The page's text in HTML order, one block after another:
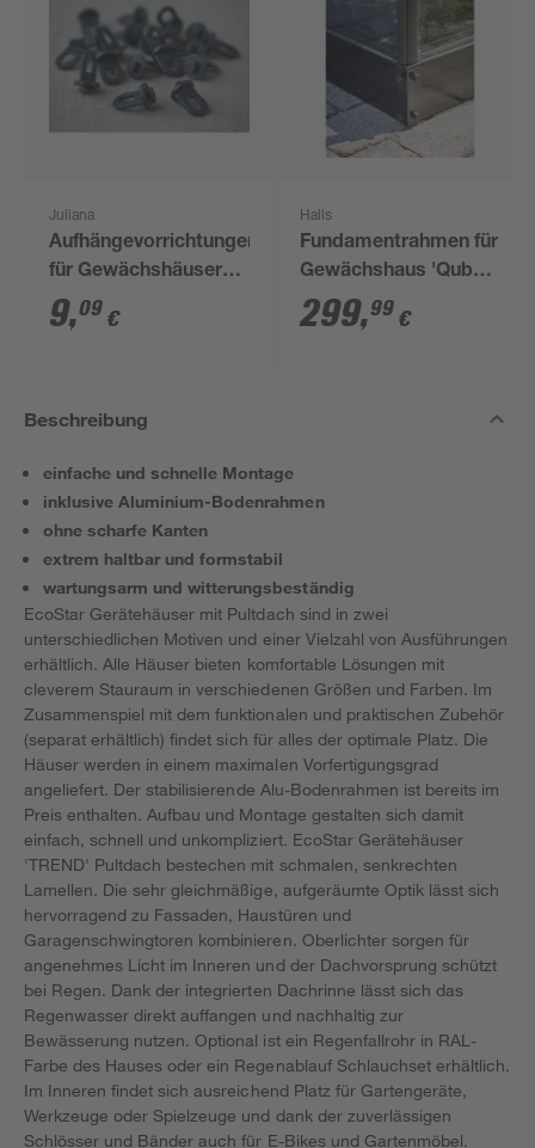
Juliana
Aufhängevorrichtungen
für Gewächshäuser
schwarz 20 Stück
9,09 €
Halls
Fundamentrahmen für
Gewächshaus 'Qube
610' 6,4 m²
299,99 €
Beschreibung
einfache und schnelle Montage
inklusive Aluminium-Bodenrahmen
ohne scharfe Kanten
extrem haltbar und formstabil
wartungsarm und witterungsbeständig
EcoStar Gerätehäuser mit Pultdach sind in zwei
unterschiedlichen Motiven und einer Vielzahl von Ausführungen
erhältlich. Alle Häuser bieten komfortable Lösungen mit
cleverem Stauraum in verschiedenen Größen und Farben. Im
Zusammenspiel mit dem funktionalen und praktischen Zubehör
(separat erhältlich) findet sich für alles der optimale Platz. Die
Häuser werden in einem maximalen Vorfertigungsgrad
angeliefert. Der stabilisierende Alu-Bodenrahmen ist bereits im
Preis enthalten. Aufbau und Montage gestalten sich damit
einfach, schnell und unkompliziert. EcoStar Gerätehäuser
'TREND' Pultdach bestechen mit schmalen, senkrechten
Lamellen. Die sehr gleichmäßige, aufgeräumte Optik lässt sich
hervorragend zu Fassaden, Haustüren und
Garagenschwingtoren kombinieren. Oberlichter sorgen für
angenehmes Licht im Inneren und der Dachvorsprung schützt
bei Regen. Dank der integrierten Dachrinne lässt sich das
Regenwasser direkt auffangen und nachhaltig zur
Bewässerung nutzen. Optional ist ein Regenfallrohr in RAL-
Farbe des Hauses oder ein Regenablauf Schlauchset erhältlich.
Im Inneren findet sich ausreichend Platz für Gartengeräte,
Werkzeuge oder Spielzeuge und dank der zuverlässigen
Schlösser und Bänder auch für E-Bikes und Gartenmöbel.